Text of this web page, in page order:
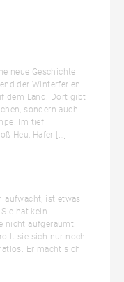
neue Geschichte
der Winterferien
dem Land. Dort gibt
sondern auch
Im tief
Heu, Hafer […]
aufwacht, ist etwas
hat kein
nicht aufgeräumt.
sie sich nur noch
Er macht sich